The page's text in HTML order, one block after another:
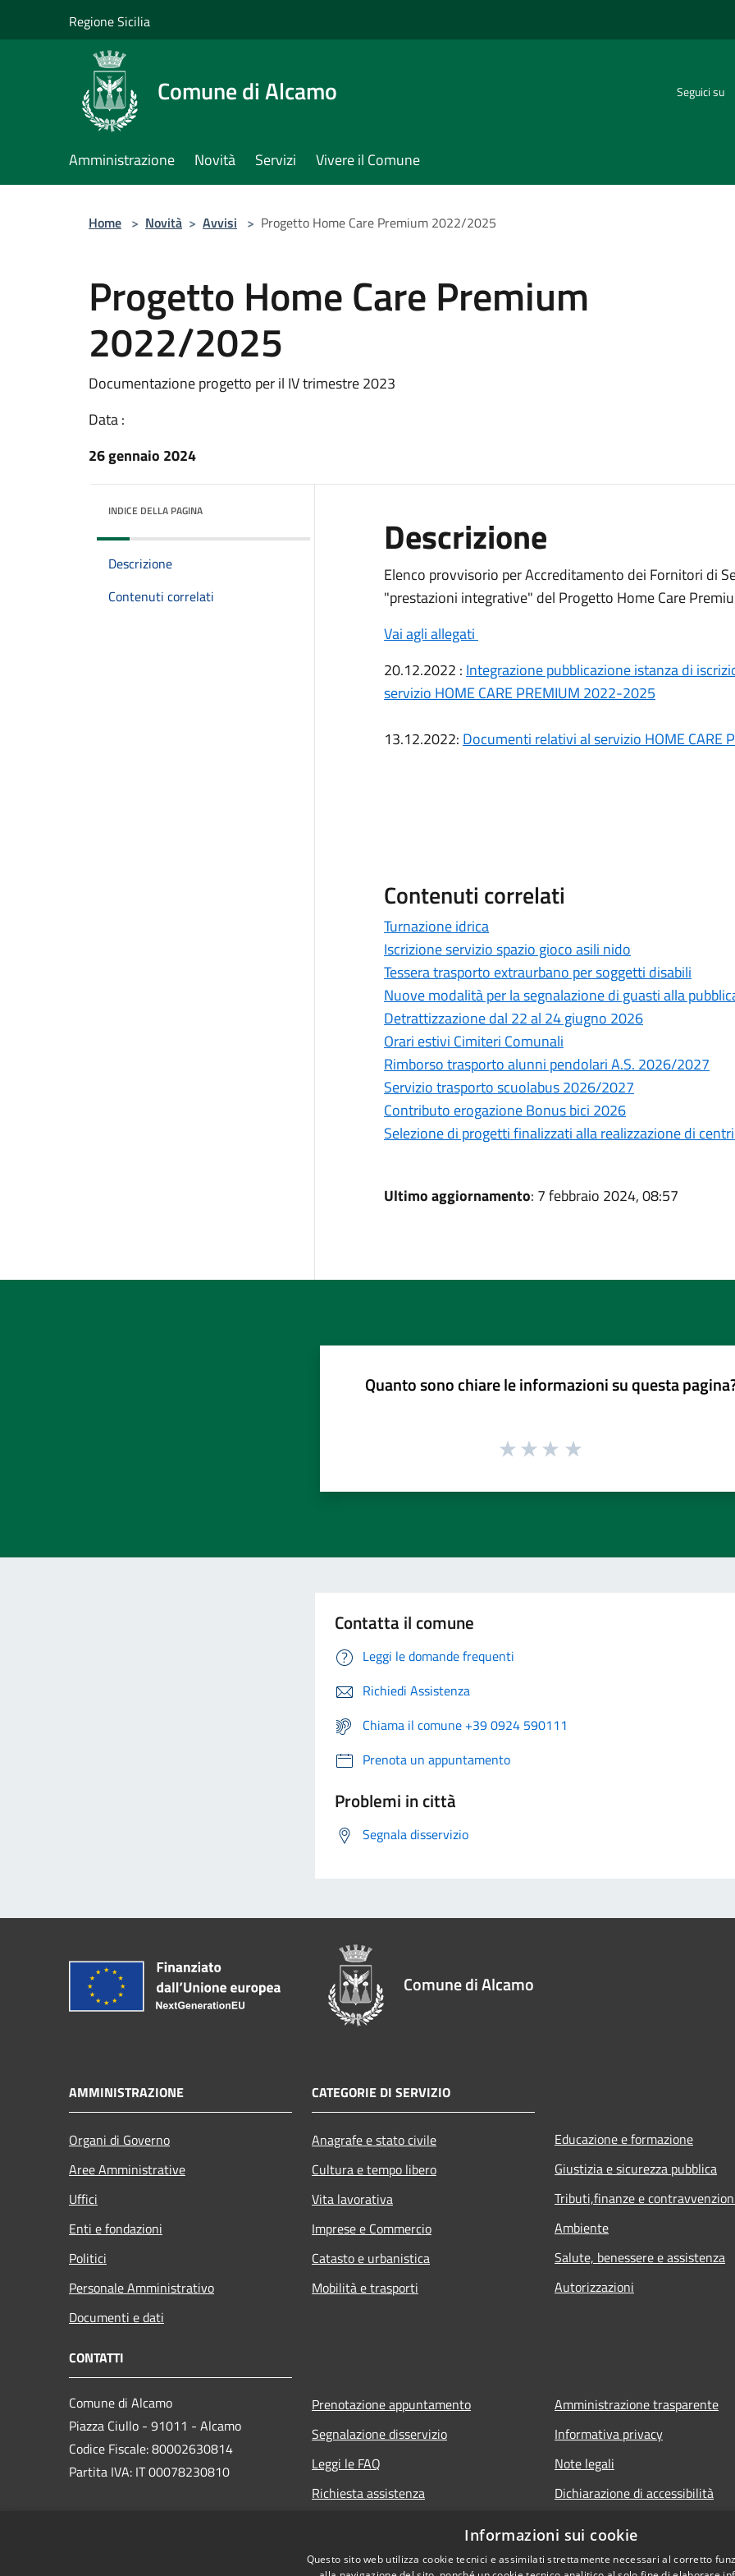
Regione Sicilia
Comune di Alcamo Seguici su
Amministrazione Novità Servizi Vivere il Comune
Home > Novità > Avvisi > Progetto Home Care Premium 2022/2025
Progetto Home Care Premium
2022/2025
Documentazione progetto per il IV trimestre 2023
Data :
26 gennaio 2024
INDICE DELLA PAGINA
Descrizione
Contenuti correlati
Descrizione
Elenco provvisorio per Accreditamento dei Fornitori di
"prestazioni integrative" del Progetto Home Care
Vai agli allegati
20.12.2022 : Integrazione pubblicazione istanza di
servizio HOME CARE PREMIUM 2022-2025
13.12.2022: Documenti relativi al servizio HOME CARE
Contenuti correlati
Turnazione idrica
Iscrizione servizio spazio gioco asili nido
Tessera trasporto extraurbano per soggetti disabili
Nuove modalità per la segnalazione di guasti alla
Detrattizzazione dal 22 al 24 giugno 2026
Orari estivi Cimiteri Comunali
Rimborso trasporto alunni pendolari A.S. 2026/2027
Servizio trasporto scuolabus 2026/2027
Contributo erogazione Bonus bici 2026
Selezione di progetti finalizzati alla realizzazione di
Ultimo aggiornamento: 7 febbraio 2024, 08:57
Quanto sono chiare le informazioni su questa
Contatta il comune
Leggi le domande frequenti
Richiedi Assistenza
Chiama il comune +39 0924 590111
Prenota un appuntamento
Problemi in città
Segnala disservizio
Comune di Alcamo
AMMINISTRAZIONE
Organi di Governo
Aree Amministrative
Uffici
Enti e fondazioni
Politici
Personale Amministrativo
Documenti e dati
CATEGORIE DI SERVIZIO
Anagrafe e stato civile
Cultura e tempo libero
Vita lavorativa
Imprese e Commercio
Catasto e urbanistica
Mobilità e trasporti
Educazione e formazione
Giustizia e sicurezza pubblica
Tributi,finanze e
Ambiente
Salute, benessere e assistenza
Autorizzazioni
CONTATTI
Comune di Alcamo
Piazza Ciullo - 91011 - Alcamo
Codice Fiscale: 80002630814
Partita IVA: IT 00078230810
Prenotazione appuntamento
Segnalazione disservizio
Leggi le FAQ
Richiesta assistenza
Amministrazione trasparente
Informativa privacy
Note legali
Dichiarazione di accessibilità
Informazioni sui cookie
Questo sito web utilizza cookie tecnici e assimilati strettamente necessari al corretto